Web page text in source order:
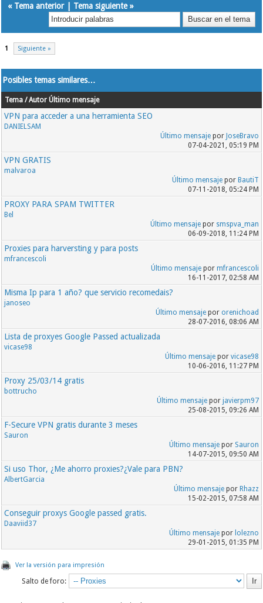
« Tema anterior| Tema siguiente»
1 Siguiente »
Posibles temas similares…
Tema / Autor Último mensaje
VPN para acceder a una herramienta SEO
DANIELSAM
Último mensajepor JoseBravo
07-04-2021, 05:19 PM
VPN GRATIS
malvaroa
Último mensajepor BautiT
07-11-2018, 05:24 PM
PROXY PARA SPAM TWITTER
Bel
Último mensajepor smspva_man
06-09-2018, 11:24 PM
Proxies para harversting y para posts
mfrancescoli
Último mensajepor mfrancescoli
16-11-2017, 02:58 AM
Misma Ip para 1 año? que servicio recomedais?
janoseo
Último mensajepor orenichoad
28-07-2016, 08:06 AM
Lista de proxyes Google Passed actualizada
vicase98
Último mensajepor vicase98
10-06-2016, 11:27 PM
Proxy 25/03/14 gratis
bottrucho
Último mensajepor javierpm97
25-08-2015, 09:26 AM
F-Secure VPN gratis durante 3 meses
Sauron
Último mensajepor Sauron
14-07-2015, 09:50 AM
Si uso Thor, ¿Me ahorro proxies?¿Vale para PBN?
AlbertGarcia
Último mensajepor Rhazz
15-02-2015, 07:58 AM
Conseguir proxys Google passed gratis.
Daaviid37
Último mensajepor lolezno
29-01-2015, 01:35 PM
Ver la versión para impresión
Salto de foro: